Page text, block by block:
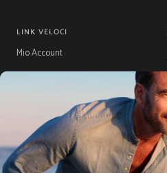
LINK VELOCI
Mio Account
La storia di Guarino
Gift Card
Guida Taglie